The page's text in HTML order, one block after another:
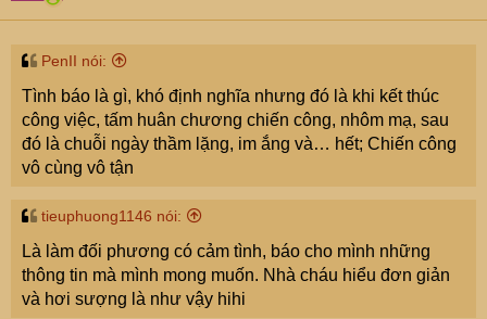
PenII nói:
Tình báo là gì, khó định nghĩa nhưng đó là khi kết thúc
công việc, tấm huân chương chiến công, nhôm mạ, sau
đó là chuỗi ngày thầm lặng, im ắng và… hết; Chiến công
vô cùng vô tận
tieuphuong1146 nói:
Là làm đối phương có cảm tình, báo cho mình những
thông tin mà mình mong muốn. Nhà cháu hiểu đơn giản
và hơi sượng là như vậy hihi